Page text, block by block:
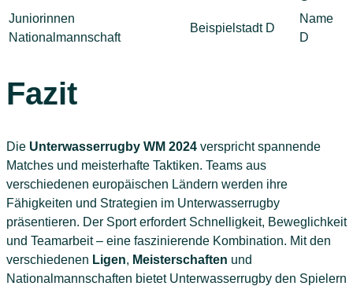
Juniorinnen
Nationalmannschaft
Beispielstadt D
Name
D
Fazit
Die Unterwasserrugby WM 2024 verspricht spannende
Matches und meisterhafte Taktiken. Teams aus
verschiedenen europäischen Ländern werden ihre
Fähigkeiten und Strategien im Unterwasserrugby
präsentieren. Der Sport erfordert Schnelligkeit, Beweglichkeit
und Teamarbeit – eine faszinierende Kombination. Mit den
verschiedenen Ligen, Meisterschaften und
Nationalmannschaften bietet Unterwasserrugby den Spielern